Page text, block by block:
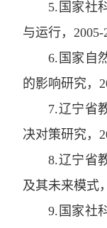
5. 国家社
与运行， 2005-
6. 国家自
的影响研究，
7.辽宁省
决对策研究，
8.辽宁省
及其未来模式，
9. 国家社